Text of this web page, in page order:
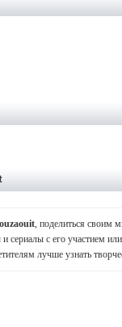
, поделиться своим
сериалы с его участием
лучше узнать